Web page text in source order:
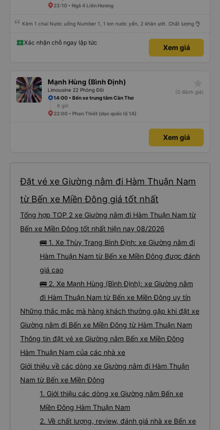
dừng xe thường xuyên theo lịch trình, đặc biệt là vì tôi dự định sẽ đi tuyến
đường này một lần nữa vào tuần tới.
23:10 • Ngã 4 Liên Hương
Kèm 1 chai Nước uống Number 1, 1 lon nước yến, 2 khăn ướt. Chất lượng 👌
Xác nhận chỗ ngay lập tức
Xem giá
Mạnh Hùng (Bình Định)
Limousine 22 Phòng Đôi
(0 đánh giá)
14:00 • Bến xe trung tâm Cần Thơ
8 giờ
22:00 • Phan Thiết (dọc quốc lộ 1A)
Xem giá
Đặt vé xe Giường nằm đi Hàm Thuận Nam
từ Bến xe Miền Đông giá tốt nhất
Tổng hợp TOP 2 xe Giường nằm đi Hàm Thuận Nam từ
Bến xe Miền Đông tốt nhất hiện nay 08/2026
🚌 1. Xe Thùy Trang Bình Định: xe Giường nằm đi
Hàm Thuận Nam từ Bến xe Miền Đông được đánh
giá cao
🚌 2. Xe Mạnh Hùng (Bình Định): xe Giường nằm
đi Hàm Thuận Nam từ Bến xe Miền Đông uy tín
Những thắc mắc mà hàng khách thường gặp khi đặt xe
Giường nằm đi Bến xe Miền Đông từ Hàm Thuận Nam
Thông tin đặt vé xe Giường nằm Bến xe Miền Đông
Hàm Thuận Nam của các nhà xe
Giới thiệu về các dòng xe Giường nằm đi Hàm Thuận
Nam từ Bến xe Miền Đông
1. Giới thiệu các dòng xe Giường nằm Bến xe
Miền Đông Hàm Thuận Nam
2. Về chất lượng, review, đánh giá nhà xe Bến xe